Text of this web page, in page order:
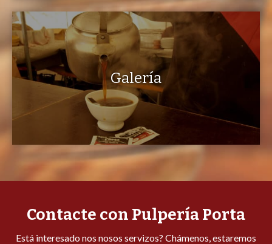
Galería
Contacte con Pulpería Porta
Está interesado nos nosos servizos? Chámenos, estaremos